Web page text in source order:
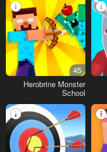
45
Herobrine Monster
School